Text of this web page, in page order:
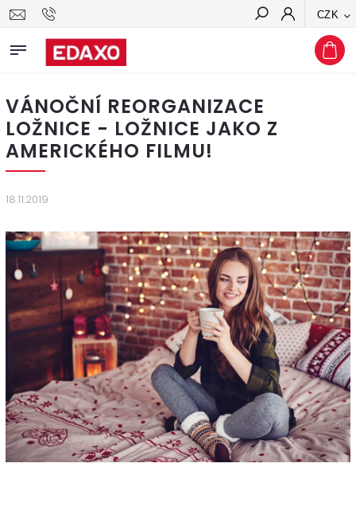
CZK
Hledat
VÁNOČNÍ REORGANIZACE
LOŽNICE - LOŽNICE JAKO Z
AMERICKÉHO FILMU!
18.11.2019